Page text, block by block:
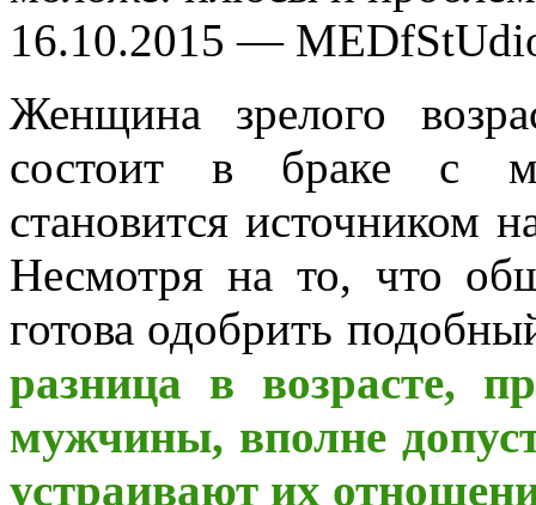
16.10.2015 —
Женщина зрелого
состоит в браке с
становится источником
Несмотря на то, что
готова одобрить
разница в возрасте,
мужчины, вполне
устраивают их